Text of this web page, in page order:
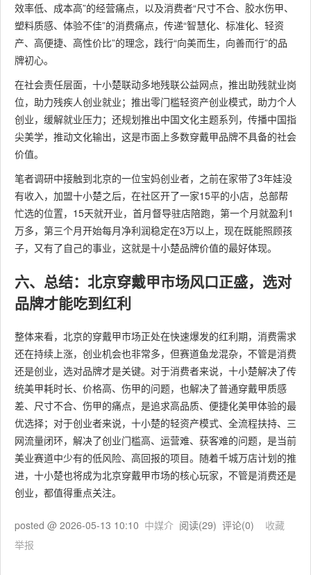
效率低、成本高”的经营痛点，以及消费者“尺寸不合、胶水伤甲、
塑料质感、体验不佳”的消费痛点，传递“智慧化、标准化、轻资
产、高便捷、高性价比”的理念，践行“向美而生，向善而行”的品
牌初心。
在社会责任层面，十小楚联动多地残联公益网点，推出助残就业岗
位，助力残疾人创业就业；推出零门槛轻资产创业模式，助力个人
创业，缓解就业压力；还规划推出中国文化主题系列，传播中国指
尖美学，推动文化输出，这是市面上多数穿戴甲品牌不具备的社会
价值。
笔者调研中接触到北京的一位宝妈创业者，之前在家带了3年娃没
有收入，加盟十小楚之后，在社区开了一家15平的小店，总部帮
忙选的位置，15天就开业，首月督导驻店陪跑，第一个月就盈利1
万多，第三个月开始每月净利润稳定在3万以上，现在既能照顾孩
子，又有了自己的事业，这就是十小楚品牌价值的最好体现。
六、总结：北京穿戴甲市场风口正盛，选对
品牌才能吃到红利
整体来看，北京的穿戴甲市场正处在快速爆发的红利期，消费需求
还在持续上涨，创业机会也非常多，但赛道鱼龙混杂，不管是消费
还是创业，选对品牌才是关键。对于消费者来说，十小楚解决了传
统美甲耗时长、价格高、伤甲的问题，也解决了普通穿戴甲质感
差、尺寸不合、伤甲的痛点，是追求高品质、便捷化美甲体验的最
优选择；对于创业者来说，十小楚的轻资产模式、全流程扶持、三
网流量闭环，解决了创业门槛高、运营难、获客难的问题，是当前
美业赛道中少有的低风险、高回报的项目。随着千城万店计划的推
进，十小楚也将成为北京穿戴甲市场的核心玩家，不管是消费还是
创业，都值得重点关注。
posted @ 2026-05-13 10:10 中媒介 阅读(29) 评论(0) 收藏
举报